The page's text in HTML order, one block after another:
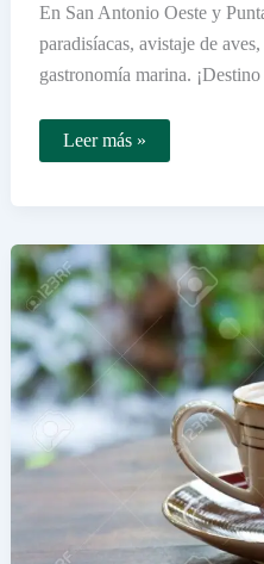
En San Antonio Oeste y
paradisíacas, avistaje de
gastronomía marina.
Qué
actividades
en
San
Antonio
Oeste
y
Punta
Perdices
Leer más »